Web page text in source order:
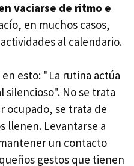
vaciarse de ritmo e
en muchos casos,
al calendario.
esto: "La rutina actúa
silencioso". No se trata
ocupado, se trata de
llenen. Levantarse a
un contacto
gestos que tienen